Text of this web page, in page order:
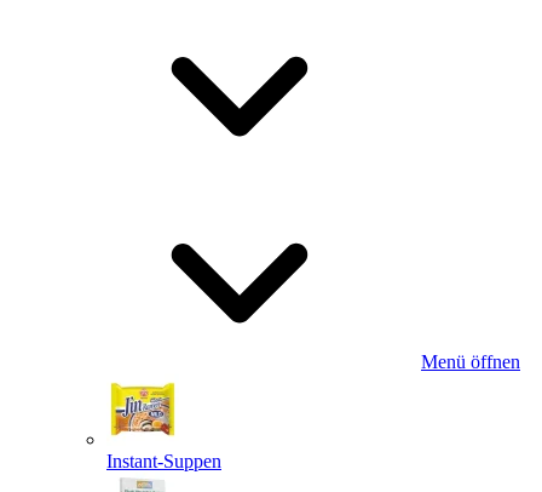
Menü öffnen
Instant-Suppen